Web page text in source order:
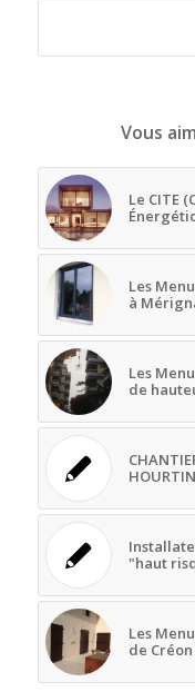
Vous
Le CITE
Les
à
Les
de
HOURTIN
"haut
Les
de Créon